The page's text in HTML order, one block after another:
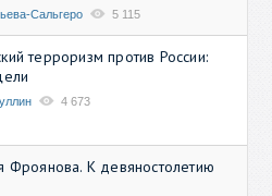
Сальгеро 5 115
терроризм против России:
4 673
Фроянова. К девяностолетию